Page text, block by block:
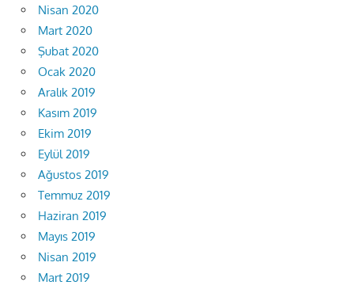
Nisan 2020
Mart 2020
Şubat 2020
Ocak 2020
Aralık 2019
Kasım 2019
Ekim 2019
Eylül 2019
Ağustos 2019
Temmuz 2019
Haziran 2019
Mayıs 2019
Nisan 2019
Mart 2019